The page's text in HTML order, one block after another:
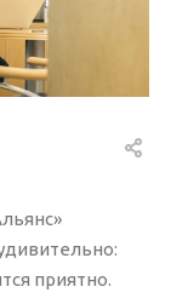
приятно.